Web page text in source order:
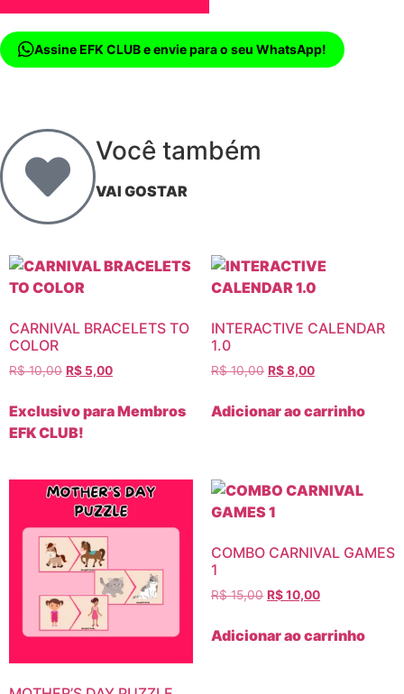
Assine EFK CLUB e envie para o seu WhatsApp!
Você também
VAI GOSTAR
CARNIVAL BRACELETS TO
COLOR
R$10,00 R$ 5,00
Exclusivo para Membros
EFK CLUB!
INTERACTIVE CALENDAR
1.0
R$10,00 R$8,00
Adicionar ao carrinho
COMBO CARNIVAL GAMES
1
R$15,00 R$10,00
Adicionar ao carrinho